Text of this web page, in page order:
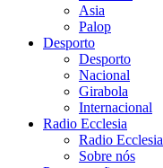
Asia
Palop
Desporto
Desporto
Nacional
Girabola
Internacional
Radio Ecclesia
Radio Ecclesia
Sobre nós